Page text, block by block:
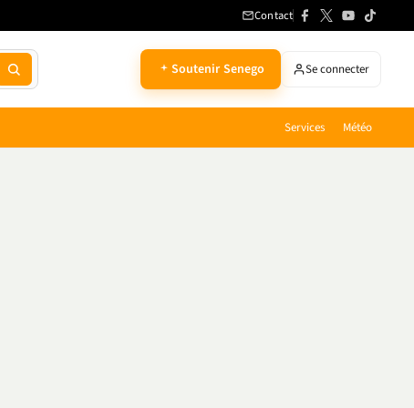
Contact
Soutenir Senego Se connecter
Services Météo